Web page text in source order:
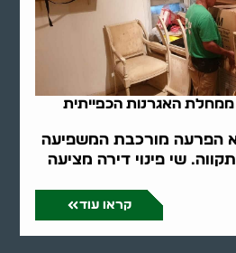
ממחלת האגרנות הכפייתית
הפרעה מורכבת המשפיעה
שי פינוי דירה מציעה
קראו עוד